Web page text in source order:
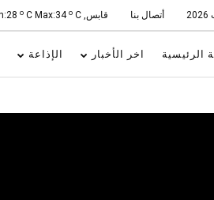
أتصال بنا قابس, Min:28 o C Max:34 o C
الرئيسية اخر الأخبار الإذاعة